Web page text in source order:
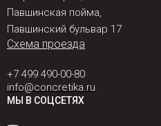
Павшинская пойма,
Павшинский бульвар 17
Схема проезда
+7 499 490-00-80
info@concretika.ru
МЫ В СОЦСЕТЯХ